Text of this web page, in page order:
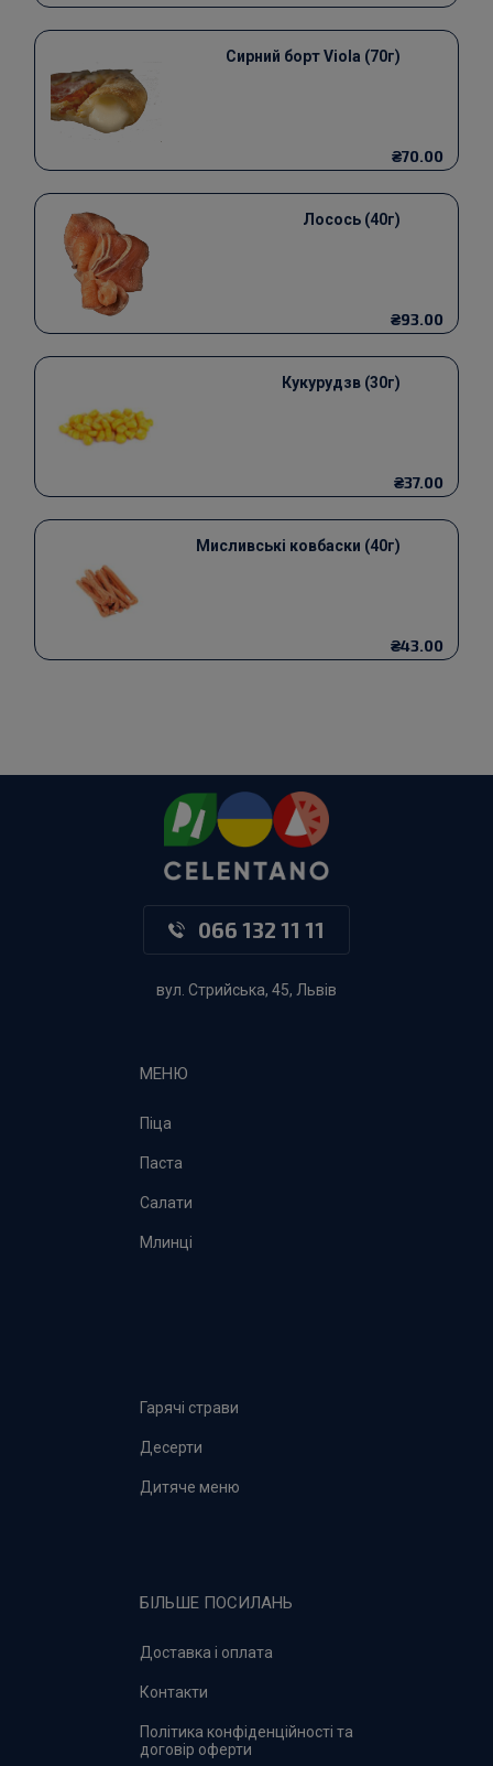
Сирний борт Viola (70г)
₴70.00
Лосось (40г)
₴93.00
Кукурудзв (30г)
₴37.00
Мисливські ковбаски (40г)
₴43.00
066 132 11 11
вул. Стрийська, 45, Львів
МЕНЮ
Піца
Паста
Салати
Млинці
Гарячі страви
Десерти
Дитяче меню
БІЛЬШЕ ПОСИЛАНЬ
Доставка і оплата
Контакти
Політика конфіденційності та
договір оферти